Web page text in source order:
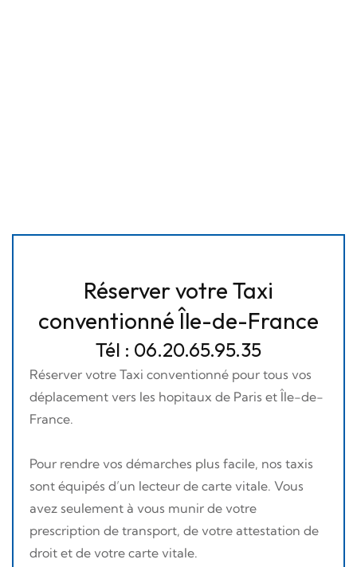
Réserver votre Taxi
conventionné Île-de-France
Tél : 06.20.65.95.35
Réserver votre Taxi conventionné pour tous vos
déplacement vers les hopitaux de Paris et Île-de-
France.
Pour rendre vos démarches plus facile, nos taxis
sont équipés d’un lecteur de carte vitale. Vous
avez seulement à vous munir de votre
prescription de transport, de votre attestation de
droit et de votre carte vitale.